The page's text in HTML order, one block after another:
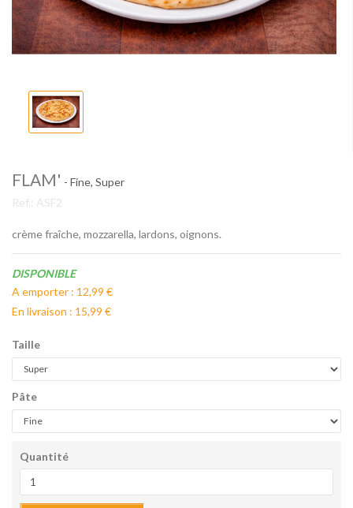
FLAM' - Fine, Super
Ref.: ASF2
crème fraîche, mozzarella, lardons, oignons.
Disponibilité:
DISPONIBLE
A emporter : 12,99 €
En livraison : 15,99 €
Taille
Pâte
Quantité